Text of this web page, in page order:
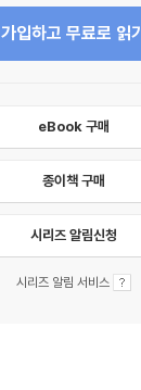
가입하고 무료로 읽기
eBook 구매
종이책 구매
시리즈 알림신청
시리즈 알림 서비스